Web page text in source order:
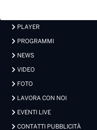
PLAYER
PROGRAMMI
NEWS
VIDEO
FOTO
LAVORA CON NOI
EVENTI LIVE
CONTATTI PUBBLICITÀ